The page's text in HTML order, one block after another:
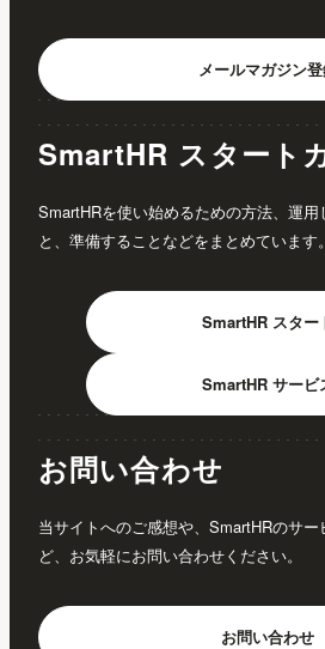
メールマガジン
SmartHR スタート
SmartHRを使い始めるための方法、運用
と、準備することなどをまとめています。
SmartHR スター
SmartHR サービ
お問い合わせ
当サイトへのご感想や、SmartHRのサ
ど、お気軽にお問い合わせください。
お問い合わせ